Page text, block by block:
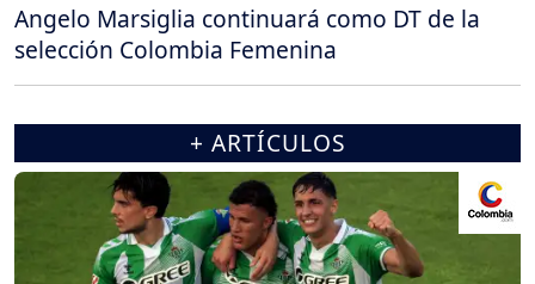
Angelo Marsiglia continuará como DT de la
selección Colombia Femenina
+ ARTÍCULOS